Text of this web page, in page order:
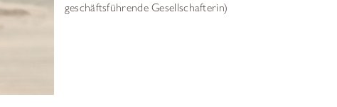
geschäftsführende Gesellschafterin)